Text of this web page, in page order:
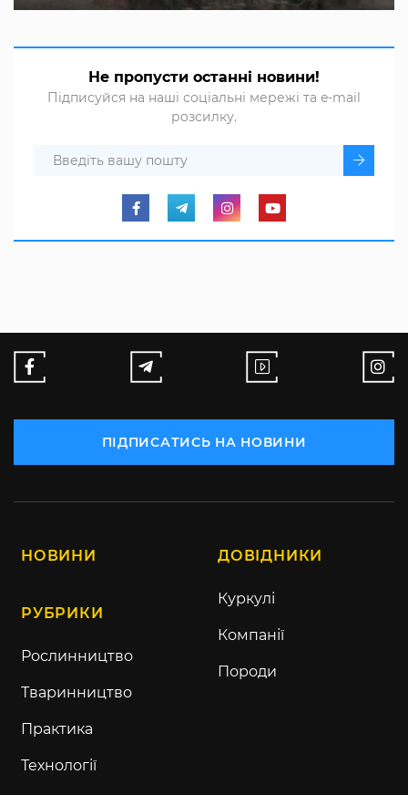
Не пропусти останні новини!
Підписуйся на наші соціальні мережі та e-mail
розсилку.
ПІДПИСАТИСЬ НА НОВИНИ
НОВИНИ
РУБРИКИ
Рослинництво
Тваринництво
Практика
Технології
ДОВІДНИКИ
Куркулі
Компанії
Породи